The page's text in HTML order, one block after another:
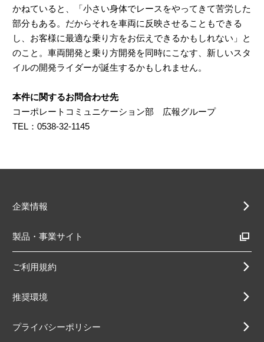
かねていると、「小さい身体でレースをやってきて苦労した
部分もある。だからそれを車両に反映させることもできる
し、お客様に最適な乗り方をお伝えできるかもしれない」と
のこと。車両開発と乗り方開発を同時にこなす、新しいスタ
イルの開発ライダーが誕生するかもしれません。
本件に関するお問合わせ先
コーポレートコミュニケーション部 広報グループ
TEL：0538-32-1145
企業情報
製品・事業サイト
ご利用規約
推奨環境
プライバシーポリシー